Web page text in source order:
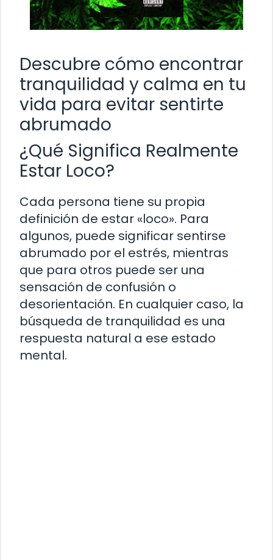
Descubre cómo encontrar
tranquilidad y calma en tu
vida para evitar sentirte
abrumado
¿Qué Significa Realmente
Estar Loco?
Cada persona tiene su propia
definición de estar «loco». Para
algunos, puede significar sentirse
abrumado por el estrés, mientras
que para otros puede ser una
sensación de confusión o
desorientación. En cualquier caso, la
búsqueda de tranquilidad es una
respuesta natural a ese estado
mental.